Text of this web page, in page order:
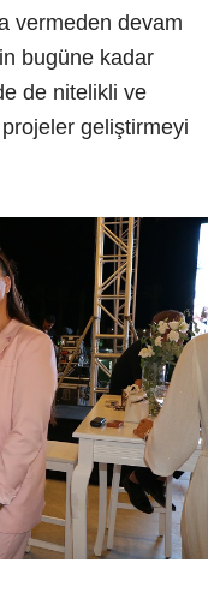
vermeden devam
bugüne kadar
de nitelikli ve
geliştirmeyi